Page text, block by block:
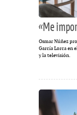
«Me
Osmar Núñez
García Lorca en
y la televisión.